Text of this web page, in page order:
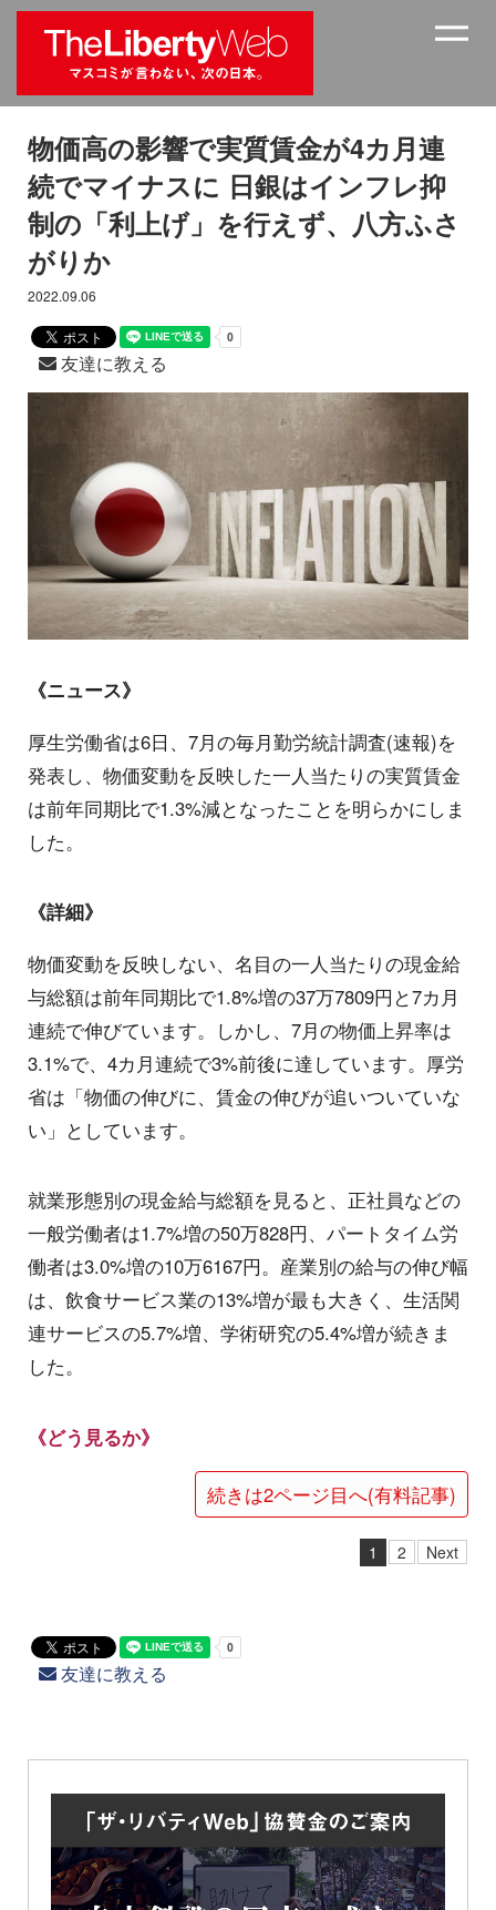
物価高の影響で実質賃金が4カ月連
続でマイナスに 日銀はインフレ抑
制の「利上げ」を行えず、八方ふさ
がりか
2022.09.06
友達に教える
《ニュース》
厚生労働省は6日、7月の毎月勤労統計調査(速報)を
発表し、物価変動を反映した一人当たりの実質賃金
は前年同期比で1.3%減となったことを明らかにしま
した。
《詳細》
物価変動を反映しない、名目の一人当たりの現金給
与総額は前年同期比で1.8%増の37万7809円と7カ月
連続で伸びています。しかし、7月の物価上昇率は
3.1%で、4カ月連続で3%前後に達しています。厚労
省は「物価の伸びに、賃金の伸びが追いついていな
い」としています。
就業形態別の現金給与総額を見ると、正社員などの
一般労働者は1.7%増の50万828円、パートタイム労
働者は3.0%増の10万6167円。産業別の給与の伸び幅
は、飲食サービス業の13%増が最も大きく、生活関
連サービスの5.7%増、学術研究の5.4%増が続きま
した。
《どう見るか》
続きは2ページ目へ(有料記事)
1 2 Next
友達に教える